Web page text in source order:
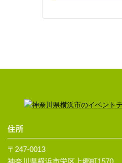
住所
〒247-0013